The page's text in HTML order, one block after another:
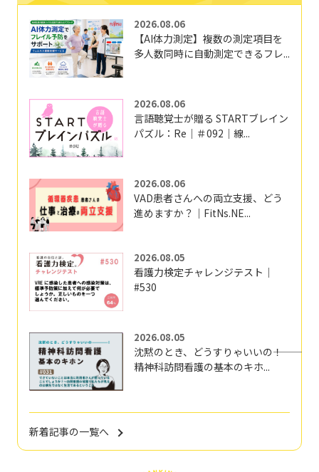
2026.08.06
【AI体力測定】複数の測定項目を
多人数同時に自動測定できるフレ...
2026.08.06
言語聴覚士が贈る STARTブレイン
パズル：Re｜＃092｜線...
2026.08.06
VAD患者さんへの両立支援、どう
進めますか？｜FitNs.NE...
2026.08.05
看護力検定チャレンジテスト｜
#530
2026.08.05
沈黙のとき、どうすりゃいいの―――！
精神科訪問看護の基本のキホ...
新着記事の一覧へ